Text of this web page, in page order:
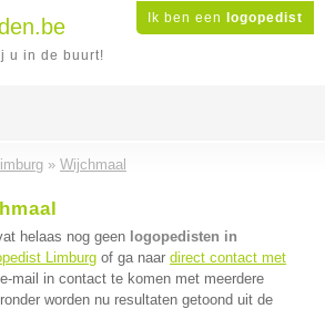
Ik ben een logopedist
u in de buurt!
» Wijchmaal
helaas nog geen logopedisten in
Limburg of ga naar direct contact met
mail in contact te komen met meerdere
worden nu resultaten getoond uit de